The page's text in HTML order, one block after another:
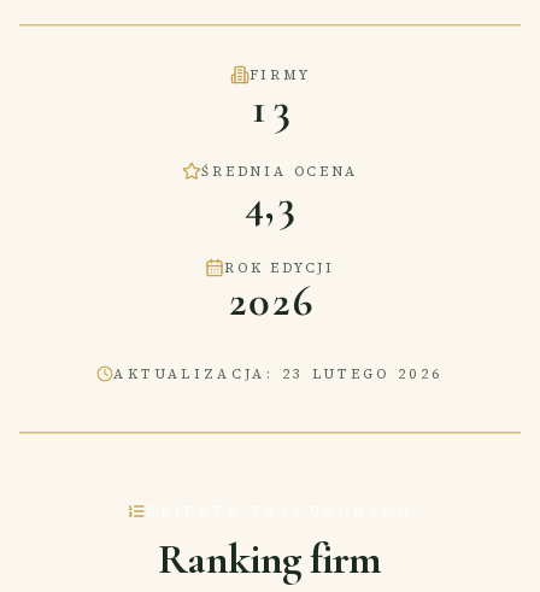
FIRMY
13
ŚREDNIA OCENA
4,3
ROK EDYCJI
2026
AKTUALIZACJA : 23 LUTEGO 2026
Ranking firm